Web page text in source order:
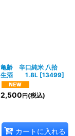
亀齢 辛口純米 八拾
生酒 1.8L [13499]
2,500 円(税込)
カートに入れる